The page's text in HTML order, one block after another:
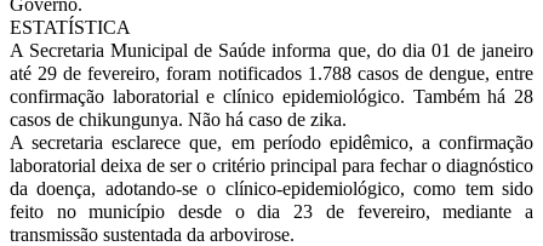
ESTATÍSTICA
A Secretaria Municipal de Saúde informa que, do dia 01 de janeiro
até 29 de fevereiro, foram notificados 1.788 casos de dengue, entre
confirmação laboratorial e clínico epidemiológico. Também há 28
casos de chikungunya. Não há caso de zika.
A secretaria esclarece que, em período epidêmico, a confirmação
laboratorial deixa de ser o critério principal para fechar o diagnóstico
da doença, adotando-se o clínico-epidemiológico, como tem sido
feito no município desde o dia 23 de fevereiro, mediante a
transmissão sustentada da arbovirose.